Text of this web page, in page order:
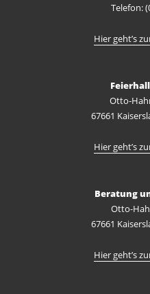
Telefon:
Hier geht’s
Otto-
67661
Hier geht’s
Beratung
Otto-
67661
Hier geht’s